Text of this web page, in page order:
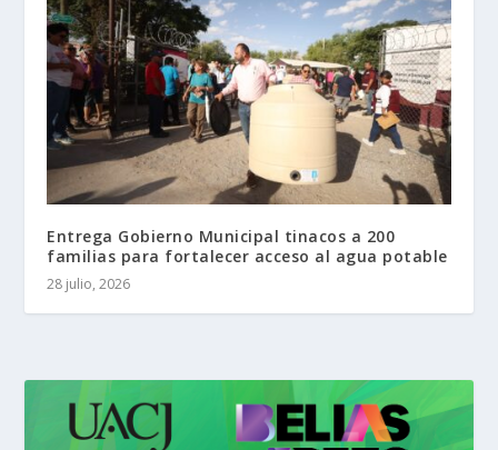
Entrega Gobierno Municipal tinacos a 200
familias para fortalecer acceso al agua potable
28 julio, 2026